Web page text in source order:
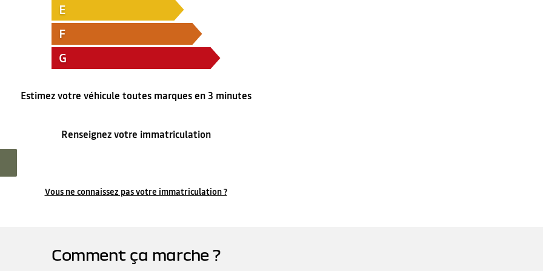
E
F
G
Estimez votre véhicule toutes marques en 3 minutes
Renseignez votre immatriculation
Vous ne connaissez pas votre immatriculation ?
Comment ça marche ?